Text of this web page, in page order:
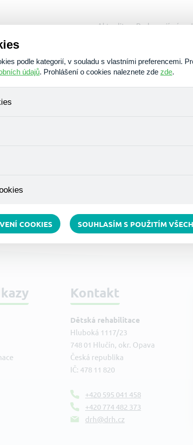
Aktuality Podporují nás
Kontakt
Dětská rehabilitace
Hluboká 1117/23
748 01 Hlučín, okr. Opava
Česká republika
IČ: 478 11 820
+420 595 041 458
+420 774 482 373
drh@drh.cz
podle kategorií, v souladu s vlastními preferencemi.
údajů. Prohlášení o cookies naleznete zde zde.
v nákupním košíku, ovládání filtrů a také nastavení
cookies nelze přiřadit konkrétnímu uživateli.
přizpůsobit vašim preferencím, což vám pomůže
COOKIES SOUHLASÍM S POUŽITÍM